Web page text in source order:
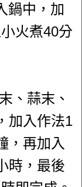
鍋中，加
火煮40分
、蒜末、
加入作法1
，再加入
時，最後